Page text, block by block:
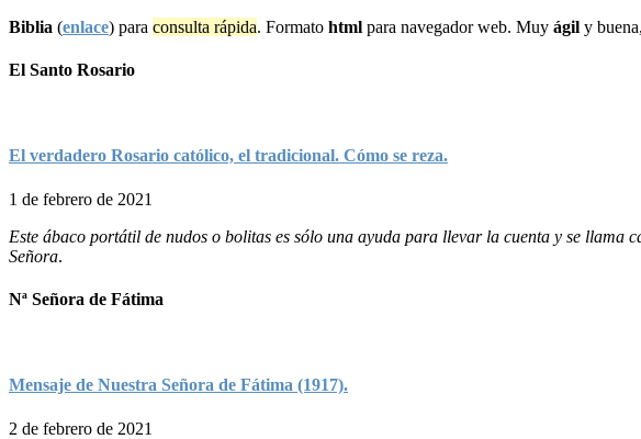
Biblia (enlace) para consulta rápida. Formato html para navegador web. Muy ágil y
El Santo Rosario
El verdadero Rosario católico, el tradicional. Cómo se reza.
1 de febrero de 2021
Este ábaco portátil de nudos o bolitas es sólo una ayuda para llevar la cuenta y se
Señora.
Nª Señora de Fátima
Mensaje de Nuestra Señora de Fátima (1917).
2 de febrero de 2021